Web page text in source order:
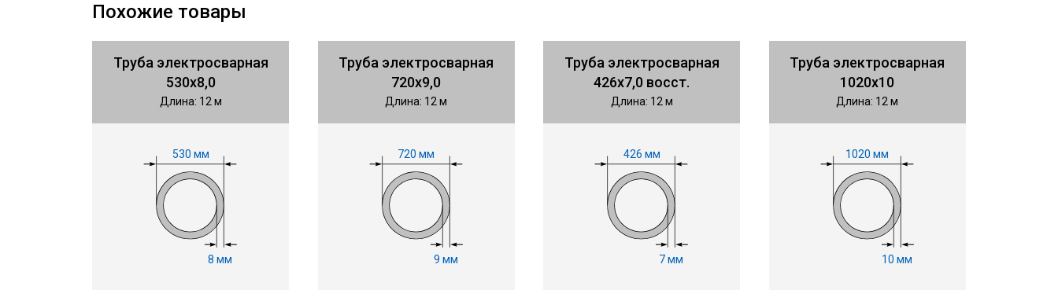
Похожие товары
Труба электросварная
530х8,0
Длина: 12 м
530 мм
8 мм
Труба электросварная
720х9,0
Длина: 12 м
720 мм
9 мм
Труба электросварная
426х7,0 восст.
Длина: 12 м
426 мм
7 мм
Труба электросварная
1020х10
Длина: 12 м
1020 мм
10 мм